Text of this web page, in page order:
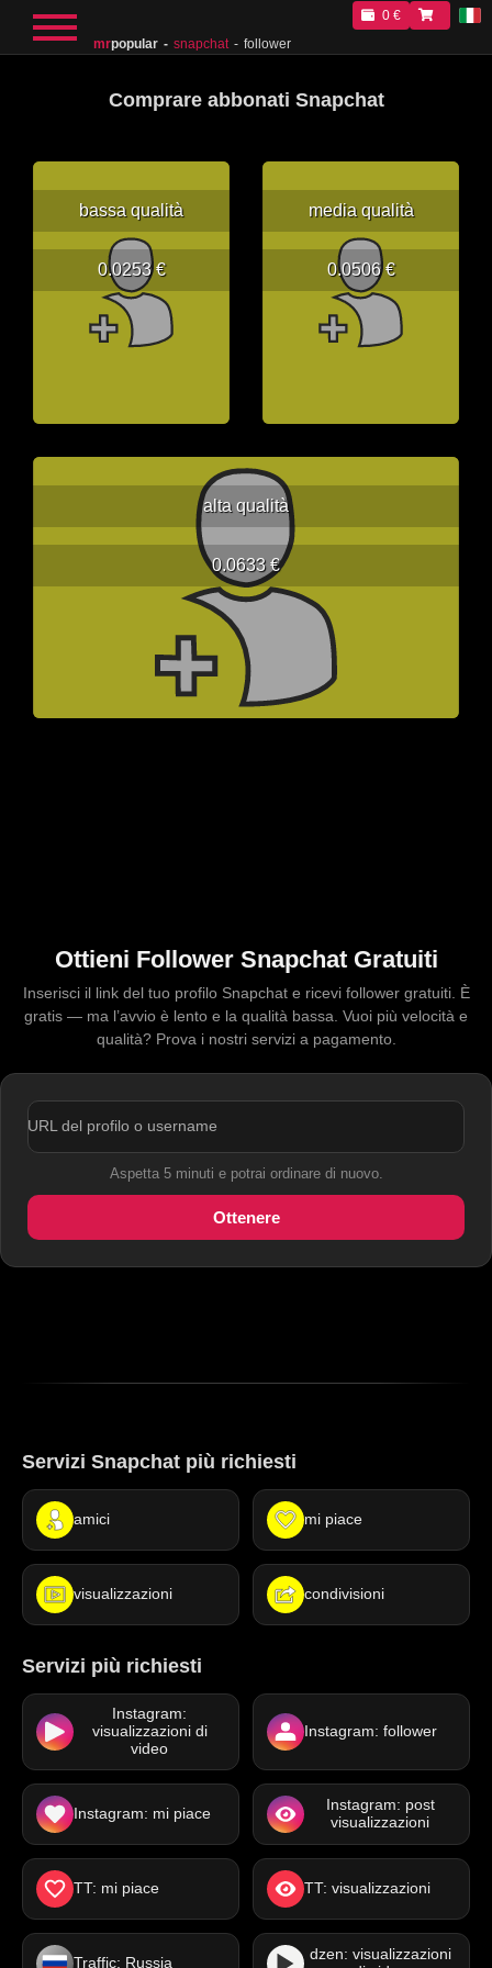
mrpopular snapchat follower
0 €
Comprare abbonati Snapchat
bassa qualità
0.0253 €
media qualità
0.0506 €
alta qualità
0.0633 €
Ottieni Follower Snapchat Gratuiti
Inserisci il link del tuo profilo Snapchat e ricevi follower gratuiti. È
gratis — ma l’avvio è lento e la qualità bassa. Vuoi più velocità e
qualità? Prova i nostri servizi a pagamento.
URL del profilo o username
Aspetta 5 minuti e potrai ordinare di nuovo.
Ottenere
Servizi Snapchat più richiesti
amici mi piace
visualizzazioni condivisioni
Servizi più richiesti
Instagram:
visualizzazioni di
video
Instagram: follower
Instagram: mi piace
Instagram: post
visualizzazioni
TT: mi piace TT: visualizzazioni
Traffic: Russia
dzen: visualizzazioni